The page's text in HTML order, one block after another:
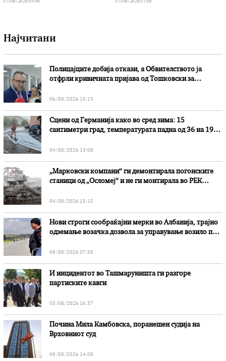
Најчитани
Полицајците добија откази, а Обвителството ја
отфрли кривичната пријава од Тошковски за
06/08/2026 15:13
Сцени од Германија како во сред зима: 15
сантиметри град, температурата падна од 36 на 19
04/08/2026 13:08
„Марковски компани“ ги демонтирала погонските
станици од „Осломеј“ и не ги монтирала во РЕК
04/08/2026 15:15
Нови строги сообраќајни мерки во Aлбанија, трајно
одземање возачка дозвола за управување возило под
09/08/2026 07:58
И инцидентот во Ташмаруништa ги разгоре
партиските кавги
03/08/2026 16:37
Почина Мила Камбовска, поранешен судија на
Врховниот суд
09/08/2026 14:08